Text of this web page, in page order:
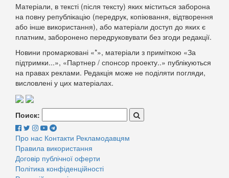
Матеріали, в тексті (після тексту) яких міститься заборона
на повну републікацію (передрук, копіювання, відтворення
або інше використання), або матеріали доступ до яких є
платним, заборонено передруковувати без згоди редакції.
Новини промарковані «*», матеріали з приміткою «За
підтримки...», «Партнер / спонсор проекту..» публікуються
на правах реклами. Редакція може не поділяти погляди,
висловлені у цих матеріалах.
Поиск:
Про нас Контакти Рекламодавцям
Правила використання
Договір публічної оферти
Політика конфіденційності